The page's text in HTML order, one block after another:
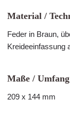
Material /
Feder in Braun,
Kreideeinfassung
Maße /
209 x 144 mm